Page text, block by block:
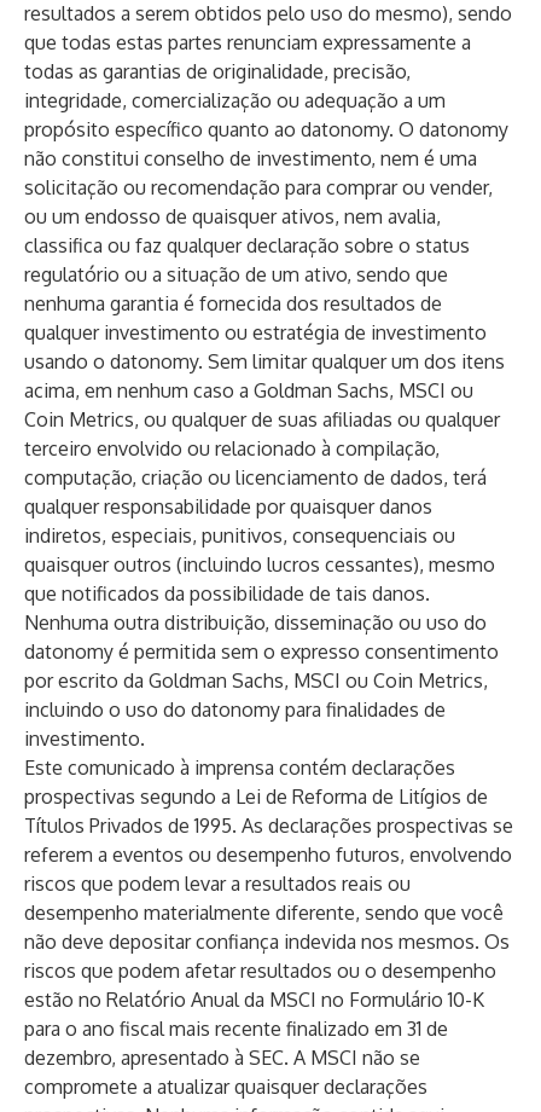
resultados a serem obtidos pelo uso do mesmo), sendo
que todas estas partes renunciam expressamente a
todas as garantias de originalidade, precisão,
integridade, comercialização ou adequação a um
propósito específico quanto ao datonomy. O datonomy
não constitui conselho de investimento, nem é uma
solicitação ou recomendação para comprar ou vender,
ou um endosso de quaisquer ativos, nem avalia,
classifica ou faz qualquer declaração sobre o status
regulatório ou a situação de um ativo, sendo que
nenhuma garantia é fornecida dos resultados de
qualquer investimento ou estratégia de investimento
usando o datonomy. Sem limitar qualquer um dos itens
acima, em nenhum caso a Goldman Sachs, MSCI ou
Coin Metrics, ou qualquer de suas afiliadas ou qualquer
terceiro envolvido ou relacionado à compilação,
computação, criação ou licenciamento de dados, terá
qualquer responsabilidade por quaisquer danos
indiretos, especiais, punitivos, consequenciais ou
quaisquer outros (incluindo lucros cessantes), mesmo
que notificados da possibilidade de tais danos.
Nenhuma outra distribuição, disseminação ou uso do
datonomy é permitida sem o expresso consentimento
por escrito da Goldman Sachs, MSCI ou Coin Metrics,
incluindo o uso do datonomy para finalidades de
investimento.
Este comunicado à imprensa contém declarações
prospectivas segundo a Lei de Reforma de Litígios de
Títulos Privados de 1995. As declarações prospectivas se
referem a eventos ou desempenho futuros, envolvendo
riscos que podem levar a resultados reais ou
desempenho materialmente diferente, sendo que você
não deve depositar confiança indevida nos mesmos. Os
riscos que podem afetar resultados ou o desempenho
estão no Relatório Anual da MSCI no Formulário 10-K
para o ano fiscal mais recente finalizado em 31 de
dezembro, apresentado à SEC. A MSCI não se
compromete a atualizar quaisquer declarações